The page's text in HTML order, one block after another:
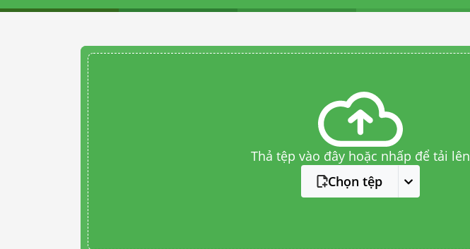
Thả tệp vào đây hoặc nhấp để tải lên
Chọn tệp